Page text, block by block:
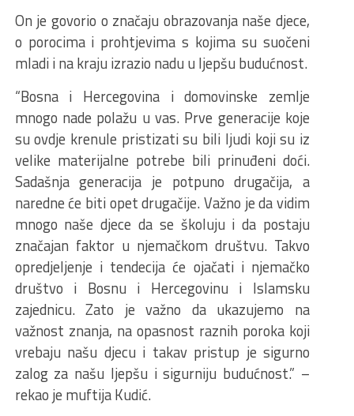
On je govorio o značaju obrazovanja naše djece,
o porocima i prohtjevima s kojima su suočeni
mladi i na kraju izrazio nadu u ljepšu budućnost.
“Bosna i Hercegovina i domovinske zemlje
mnogo nade polažu u vas. Prve generacije koje
su ovdje krenule pristizati su bili ljudi koji su iz
velike materijalne potrebe bili prinuđeni doći.
Sadašnja generacija je potpuno drugačija, a
naredne će biti opet drugačije. Važno je da vidim
mnogo naše djece da se školuju i da postaju
značajan faktor u njemačkom društvu. Takvo
opredjeljenje i tendecija će ojačati i njemačko
društvo i Bosnu i Hercegovinu i Islamsku
zajednicu. Zato je važno da ukazujemo na
važnost znanja, na opasnost raznih poroka koji
vrebaju našu djecu i takav pristup je sigurno
zalog za našu ljepšu i sigurniju budućnost.” –
rekao je muftija Kudić.